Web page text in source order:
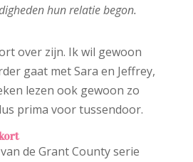
hun relatie begon.
over zijn. Ik wil gewoon
gaat met Sara en Jeffrey,
lezen ook gewoon zo
prima voor tussendoor.
de Grant County serie